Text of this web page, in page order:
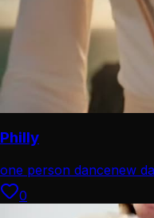
Philly
one person dancenew
0